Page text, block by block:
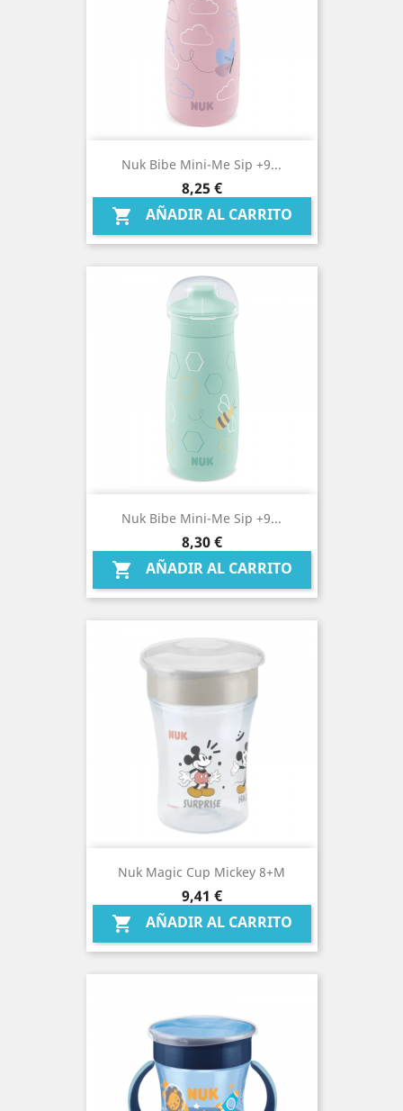
Nuk Bibe Mini-Me Sip +9...
Precio
8,25 €
 AÑADIR AL CARRITO
Nuk Bibe Mini-Me Sip +9...
Precio
8,30 €
 AÑADIR AL CARRITO
Nuk Magic Cup Mickey 8+m
Precio
9,41 €
 AÑADIR AL CARRITO